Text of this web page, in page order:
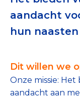
Check het
Download
Data &
aandacht
hun
Dit willen we
Onze missie:
aandacht aan